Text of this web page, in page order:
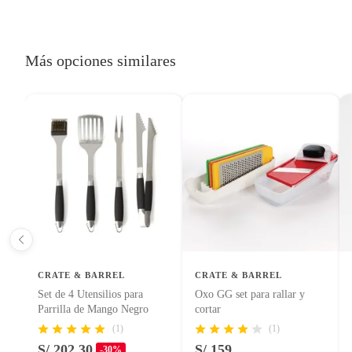
Productos que hayan sido previamente instalados.
Licores y cigarros electrónicos.
Más opciones similares
CRATE & BARREL
Set de 4 Utensilios para
Parrilla de Mango Negro
(1)
-30%
CRATE & BARREL
Oxo GG set para rallar y
cortar
(1)